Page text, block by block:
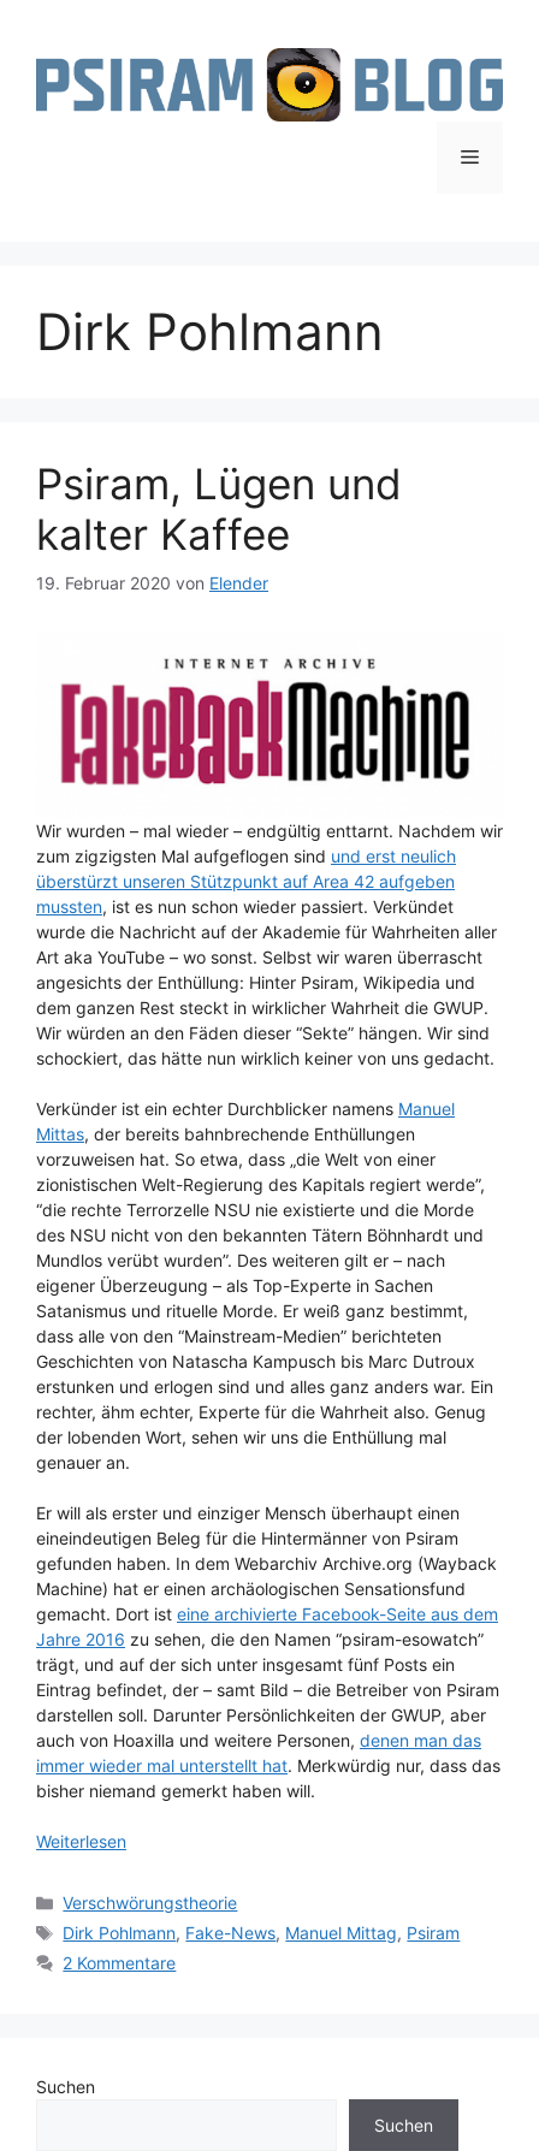
springen
Menü
Dirk Pohlmann
Psiram, Lügen und
kalter Kaffee
19. Februar 2020 von Elender
Wir wurden – mal wieder – endgültig enttarnt. Nachdem wir
zum zigzigsten Mal aufgeflogen sind und erst neulich
überstürzt unseren Stützpunkt auf Area 42 aufgeben
mussten, ist es nun schon wieder passiert. Verkündet
wurde die Nachricht auf der Akademie für Wahrheiten aller
Art aka YouTube – wo sonst. Selbst wir waren überrascht
angesichts der Enthüllung: Hinter Psiram, Wikipedia und
dem ganzen Rest steckt in wirklicher Wahrheit die GWUP.
Wir würden an den Fäden dieser “Sekte” hängen. Wir sind
schockiert, das hätte nun wirklich keiner von uns gedacht.
Verkünder ist ein echter Durchblicker namens Manuel
Mittas, der bereits bahnbrechende Enthüllungen
vorzuweisen hat. So etwa, dass „die Welt von einer
zionistischen Welt-Regierung des Kapitals regiert werde”,
“die rechte Terrorzelle NSU nie existierte und die Morde
des NSU nicht von den bekannten Tätern Böhnhardt und
Mundlos verübt wurden”. Des weiteren gilt er – nach
eigener Überzeugung – als Top-Experte in Sachen
Satanismus und rituelle Morde. Er weiß ganz bestimmt,
dass alle von den “Mainstream-Medien” berichteten
Geschichten von Natascha Kampusch bis Marc Dutroux
erstunken und erlogen sind und alles ganz anders war. Ein
rechter, ähm echter, Experte für die Wahrheit also. Genug
der lobenden Wort, sehen wir uns die Enthüllung mal
genauer an.
Er will als erster und einziger Mensch überhaupt einen
eineindeutigen Beleg für die Hintermänner von Psiram
gefunden haben. In dem Webarchiv Archive.org (Wayback
Machine) hat er einen archäologischen Sensationsfund
gemacht. Dort ist eine archivierte Facebook-Seite aus dem
Jahre 2016 zu sehen, die den Namen “psiram-esowatch”
trägt, und auf der sich unter insgesamt fünf Posts ein
Eintrag befindet, der – samt Bild – die Betreiber von Psiram
darstellen soll. Darunter Persönlichkeiten der GWUP, aber
auch von Hoaxilla und weitere Personen, denen man das
immer wieder mal unterstellt hat. Merkwürdig nur, dass das
bisher niemand gemerkt haben will.
Weiterlesen
Kategorien
Verschwörungstheorie
Schlagwörter
Dirk Pohlmann, Fake-News, Manuel Mittag, Psiram
2 Kommentare
Suchen
Suchen